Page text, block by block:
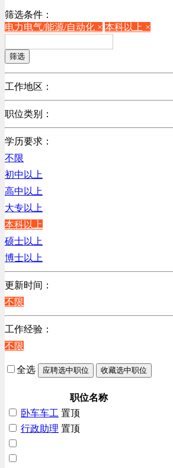
筛选条件：
电力电气/能源/自动化 × 本科以上 ×
筛选
工作地区：
不限
职位类别：
不限
机械制造/仪器仪表类
计算机硬件类
销售管理类
计算机软件类
贸易/物流/仓储/采购类
客服及凯发娱乐网址的技术支持类
高级管理类
电子/电器/半导体类
电力电气/能源/自动化
程序/语言开发类
行政/后勤/文秘类
销售类
人力资源类
互联网/电子商务/游戏类
建筑装潢/市政建设类
通信/移动互联网/手机类
技工/维修类
房地产开发/物业管理类
生产/加工/认证类
综合技术类
学历要求：
不限
初中以上
高中以上
大专以上
本科以上
硕士以上
博士以上
更新时间：
不限
工作经验：
不限
全选 应聘选中职位 收藏选中职位
职位名称
卧车车工 置顶
行政助理 置顶